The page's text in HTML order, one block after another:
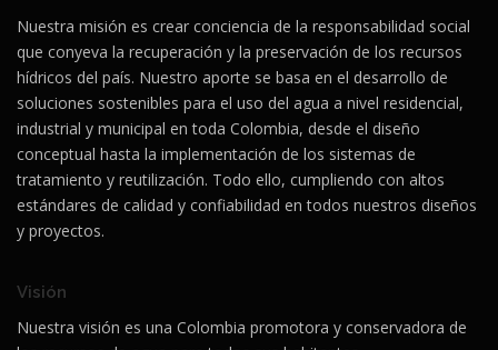
Nuestra misión es crear conciencia de la responsabilidad social
que conyeva la recuperación y la preservación de los recursos
hídricos del país. Nuestro aporte se basa en el desarrollo de
soluciones sostenibles para el uso del agua a nivel residencial,
industrial y municipal en toda Colombia, desde el diseño
conceptual hasta la implementación de los sistemas de
tratamiento y reutilización. Todo ello, cumpliendo con altos
estándares de calidad y confiabilidad en todos nuestros diseños
y proyectos.
Visión
Nuestra visión es una Colombia promotora y conservadora de